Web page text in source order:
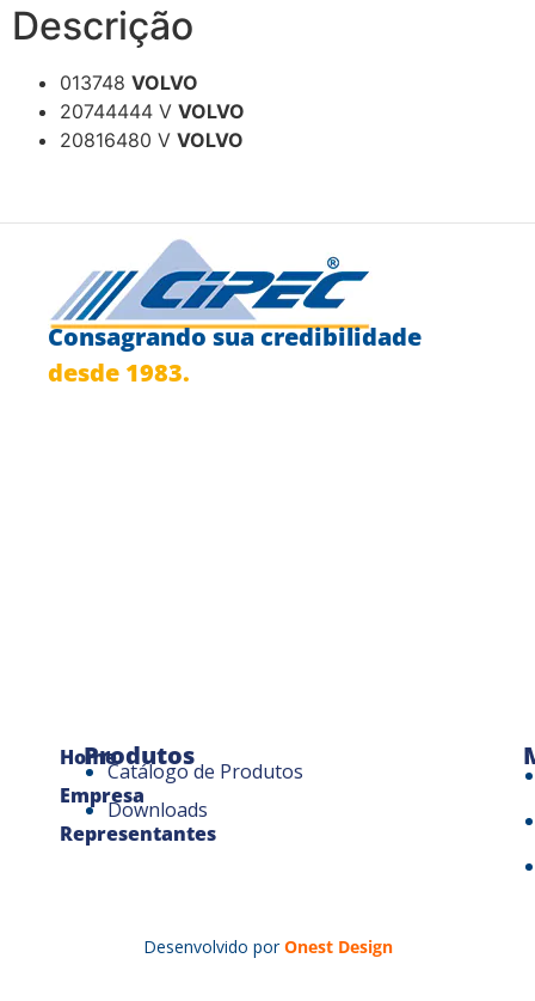
Descrição
013748 VOLVO
20744444 V VOLVO
20816480 V VOLVO
Consagrando sua credibilidade
desde 1983.
Home
Empresa
Representantes
Produtos
Catálogo de Produtos
Downloads
Desenvolvido por Onest Design